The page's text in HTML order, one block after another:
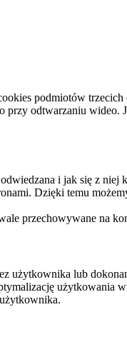
podmiotów trzecich
odtwarzaniu
i jak się z
Dzięki temu
przechowywane na
użytkownika lub
użytkowania